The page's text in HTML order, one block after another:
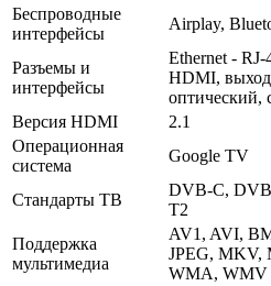
Беспроводные
интерфейсы
Airplay,
Разъемы и
интерфейсы
Ethernet -
HDMI,
оптический,
Версия HDMI
2.1
Операционная
система
Google TV
Стандарты ТВ
DVB-C,
T2
Поддержка
мультимедиа
AV1, AVI,
JPEG, MKV,
WMA, WMV